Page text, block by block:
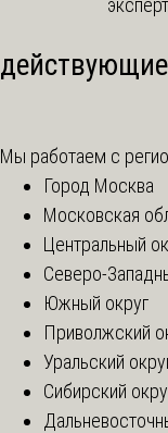
Мы работаем с
Город Москва
Московская
Центральный
Северо-
Южный округ
Приволжский
Уральский
Сибирский